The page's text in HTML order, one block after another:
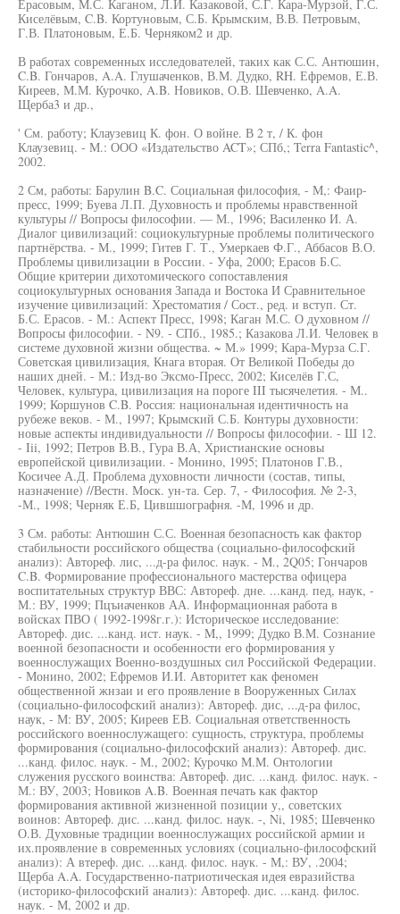
Ерасовым, М.С. Каганом, Л.И. Казаковой, С.Г. Кара-Мурзой, Г.С.
Киселёвым, C.B. Кортуновым, С.Б. Крымским, В.В. Петровым,
Г.В. Платоновым, Е.Б. Черняком2 и др.
В работах современных исследователей, таких как С.С. Антюшин,
C.B. Гончаров, A.A. Глушаченков, В.М. Дудко, RH. Ефремов, Е.В.
Киреев, М.М. Курочко, A.B. Новиков, О.В. Шевченко, A.A.
Щерба3 и др.,
' См. работу; Клаузевиц К. фон. О войне. В 2 т, / К. фон
Клаузевиц. - М.: ООО «Издательство ACT»; СПб,; Terra Fantastic^,
2002.
2 См, работы: Барулин B.C. Социальная философия, - М,: Фаир-
пресс, 1999; Буева Л.П. Духовность и проблемы нравственной
культуры // Вопросы философии. — М., 1996; Василенко И. А.
Диалог цивилизаций: социокультурные проблемы политического
партнёрства. - М., 1999; Гитев Г. Т., Умеркаев Ф.Г., Аббасов В.О.
Проблемы цивилизации в России. - Уфа, 2000; Ерасов Б.С.
Общие критерии дихотомического сопоставления
социокультурных основания Запада и Востока И Сравнительное
изучение цивилизаций: Хрестоматия / Сост., ред. и вступ. Ст.
Б.С. Ерасов. - М.: Аспект Пресс, 1998; Каган М.С. О духовном //
Вопросы философии. - N9. - СПб., 1985.; Казакова Л.И. Человек в
системе духовной жизни общества. ~ М.» 1999; Кара-Мурза С.Г.
Советская цивилизация, Кнага вторая. От Великой Победы до
наших дней. - М.: Изд-во Эксмо-Пресс, 2002; Киселёв Г.С,
Человек, культура, цивилизация на пороге III тысячелетия. - М..
1999; Коршунов C.B. Россия: национальная идентичность на
рубеже веков. - М., 1997; Крымский С.Б. Контуры духовности:
новые аспекты индивидуальности // Вопросы философии. - Ш 12.
- Iii, 1992; Петров В.В., Гура В.А, Христианские основы
европейской цивилизации. - Монино, 1995; Платонов Г.В.,
Косичее А.Д. Проблема духовности личности (состав, типы,
назначение) //Вестн. Моск. ун-та. Сер. 7, - Философия. № 2-3,
-М., 1998; Черняк Е.Б, Цившшографня. -М, 1996 и др.
3 См. работы: Антюшин С.С. Военная безопасность как фактор
стабильности российского общества (социально-философский
анализ): Автореф. лис, ...д-ра филос. наук. - M., 2Q05; Гончаров
C.B. Формирование профессионального мастерства офицера
воспитательных структур ВВС: Автореф. дне. ...канд. пед, наук, -
М.: ВУ, 1999; Пцъиаченков АА. Информационная работа в
войсках ПВО ( 1992-1998г.г.): Историческое исследование:
Автореф. дис. ...канд. ист. наук. - M,, 1999; Дудко В.М. Сознание
военной безопасности и особенности его формирования у
военнослужащих Военно-воздушных сил Российской Федерации.
- Монино, 2002; Ефремов И.И. Авторитет как феномен
общественной жнзаи и его проявление в Вооруженных Силах
(социально-философский анализ): Автореф. дис, ...д-ра филос,
наук, - М: ВУ, 2005; Киреев ЕВ. Социальная ответственность
российского военнослужащего: сущность, структура, проблемы
формирования (социально-философский анализ): Автореф. дис.
...канд. филос. наук. - М., 2002; Курочко М.М. Онтологии
служения русского воинства: Автореф. дис. ...канд. филос. наук. -
М.: ВУ, 2003; Новиков A.B. Военная печать как фактор
формирования активной жизненной позиции у,, советских
воинов: Автореф. дис. ...канд. филос. наук. -, Ni, 1985; Шевченко
О.В. Духовные традиции военнослужащих российской армии и
их.проявление в современных условиях (социально-философский
анализ): А втереф. дис. ...канд. филос. наук. - М,: ВУ, .2004;
Щерба A.A. Государственно-патриотическая идея евразийства
(историко-философский анализ): Автореф. дис. ...канд. филос.
наук. - М, 2002 и др.